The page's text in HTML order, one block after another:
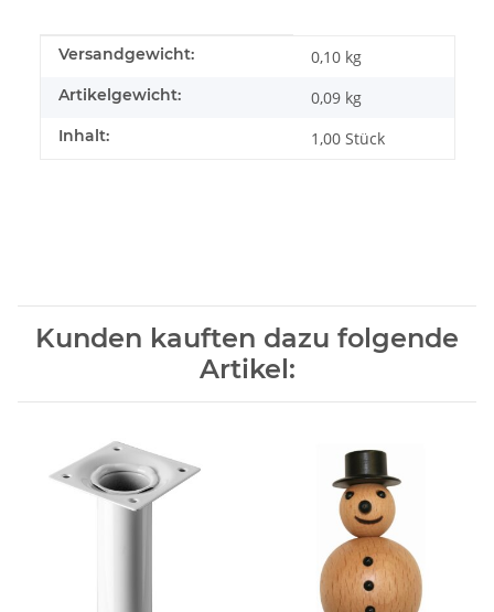
Produkteigenschaft
Wert
Versandgewicht: 0,10 kg
Artikelgewicht: 0,09 kg
Inhalt: 1,00 Stück
Kunden kauften dazu folgende
Artikel: